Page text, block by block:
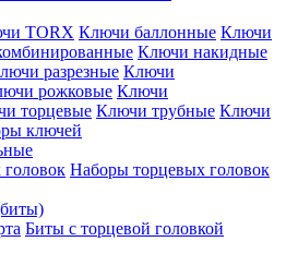
TORX Ключи баллонные Ключи
Ключи накидные
разрезные Ключи
рожковые Ключи
торцевые Ключи трубные Ключи
ключей
Наборы торцевых головок
Биты с торцевой головкой